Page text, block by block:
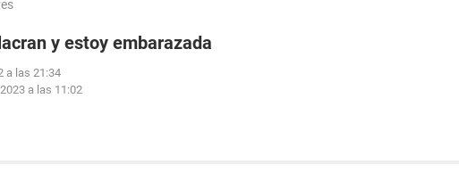
y estoy embarazada
a las 21:34
a las 11:02